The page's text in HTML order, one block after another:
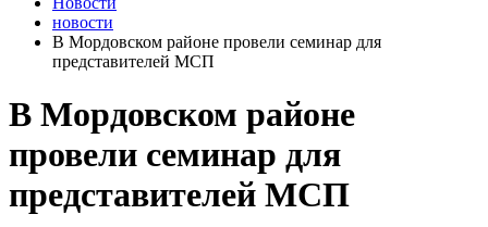
новости
В Мордовском районе провели семинар для
представителей МСП
В Мордовском районе
провели семинар для
представителей МСП